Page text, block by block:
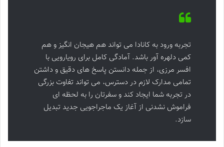
تجربه ورود به کانادا می تواند هم هیجان انگیز و هم
کمی دلهره آور باشد. آمادگی کامل برای رویارویی با
افسر مرزی، از جمله دانستن پاسخ های دقیق و داشتن
تمامی مدارک لازم در دسترس، می تواند تفاوت بزرگی
در تجربه شما ایجاد کند و سفرتان را به لحظه ای
فراموش نشدنی از آغاز یک ماجراجویی جدید تبدیل
سازد.